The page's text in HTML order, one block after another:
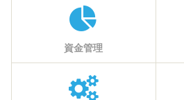
資金管理